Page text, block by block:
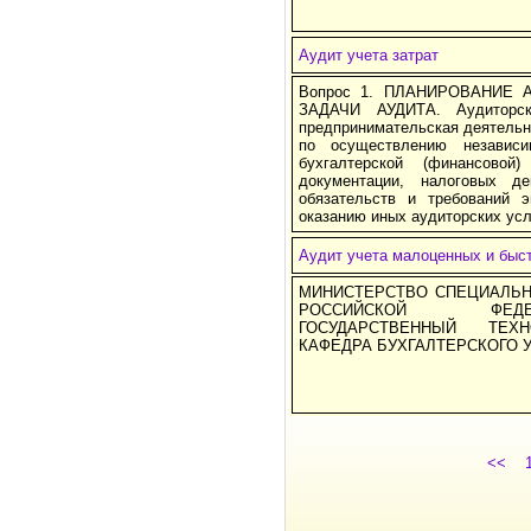
Аудит учета затрат
Вопрос 1. ПЛАНИРОВАНИЕ
ЗАДАЧИ АУДИТА.
предпринимательская
по осуществлению
бухгалтерской
документации, налоговых
обязательств и требований
оказанию иных аудиторских
Аудит учета малоценных и
МИНИСТЕРСТВО
РОССИЙСКОЙ
ГОСУДАРСТВЕННЫЙ
КАФЕДРА БУХГАЛТЕРСКОГО
<<